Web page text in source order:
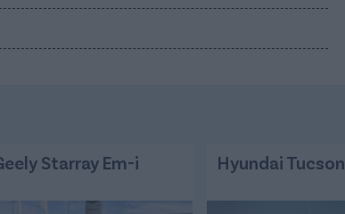
Starray Em-i Hyundai Tucson